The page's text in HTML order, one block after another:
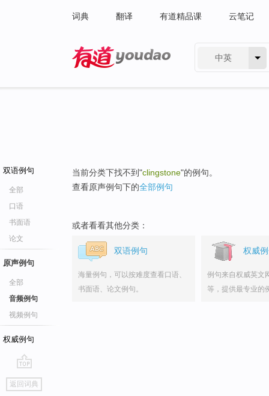
词典 翻译 有道精品课 云笔记
中英
双语例句
全部
口语
书面语
论文
原声例句
全部
音频例句
视频例句
权威例句
go
top
返回词典
当前分类下找不到"clingstone"的例句。
查看原声例句下的全部例句
或者看看其他分类：
双语例句
海量例句，可以按难度查看口语、
书面语、论文例句。
权威
例句来自权威英文
等，提供最专业的